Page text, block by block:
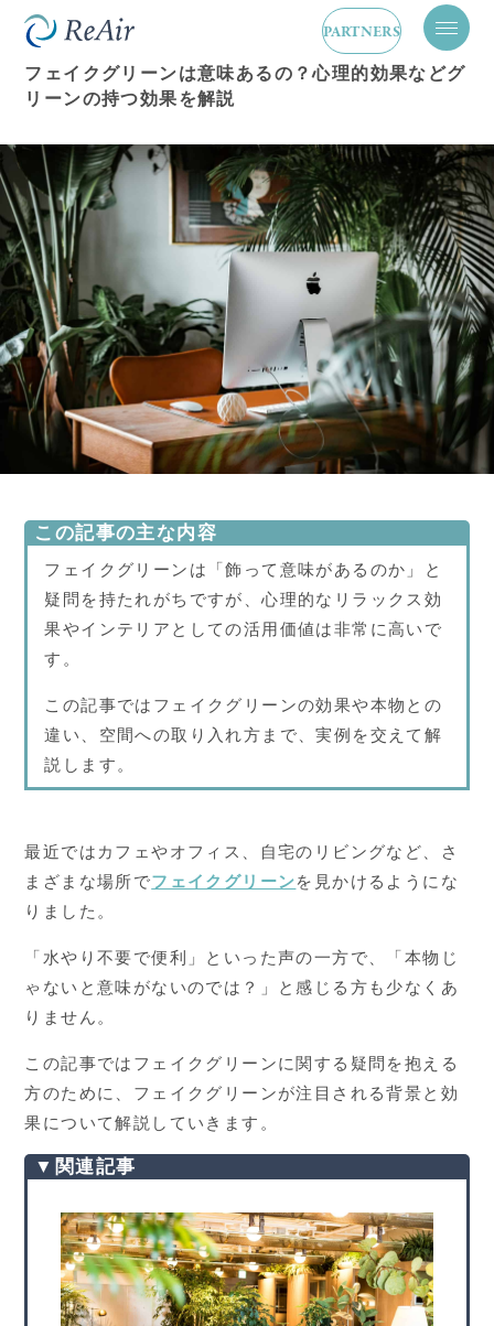
PARTNERS
メ
ニ
ュ
閉
グリーンデザイン
フェイクグリーンは意味あるの？心理的効果などグ
リーンの持つ効果を解説
この記事の主な内容
フェイクグリーンは「飾って意味があるのか」と
疑問を持たれがちですが、心理的なリラックス効
果やインテリアとしての活用価値は非常に高いで
す。
この記事ではフェイクグリーンの効果や本物との
違い、空間への取り入れ方まで、実例を交えて解
説します。
最近ではカフェやオフィス、自宅のリビングなど、さ
まざまな場所でフェイクグリーンを見かけるようにな
りました。
「水やり不要で便利」といった声の一方で、「本物じ
ゃないと意味がないのでは？」と感じる方も少なくあ
りません。
この記事ではフェイクグリーンに関する疑問を抱える
方のために、フェイクグリーンが注目される背景と効
果について解説していきます。
▼関連記事